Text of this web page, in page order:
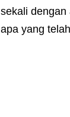
sekali dengan
apa yang